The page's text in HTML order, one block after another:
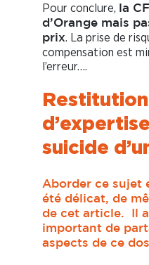
Pour conclure,
la
d’Orange mais
prix. La prise de
compensation est
l’erreur….
suicide
Aborder ce sujet
été délicat, de
de cet article.
Il
important de
aspects de ce